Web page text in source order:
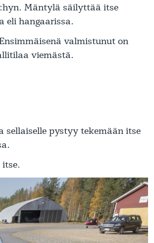
Mäntylä säilyttää itse
eli hangaarissa.
valmistunut on
viemästä.
pystyy tekemään itse